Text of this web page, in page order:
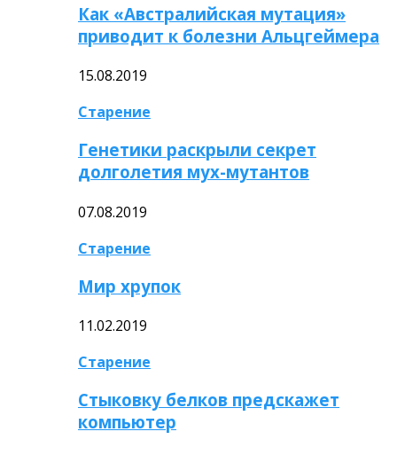
Как «Австралийская мутация»
приводит к болезни Альцгеймера
15.08.2019
Старение
Генетики раскрыли секрет
долголетия мух-мутантов
07.08.2019
Старение
Мир хрупок
11.02.2019
Старение
Стыковку белков предскажет
компьютер